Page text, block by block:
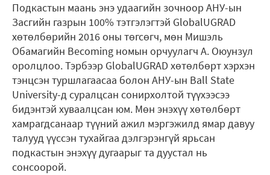
Подкастын маань энэ удаагийн зочноор АНУ-ын
Засгийн газрын 100% тэтгэлэгтэй GlobalUGRAD
хөтөлбөрийн 2016 оны төгсөгч, мөн Мишэль
Обамагийн Becoming номын орчуулагч А. Оюунзул
оролцлоо. Тэрбээр GlobalUGRAD хөтөлбөрт хэрхэн
тэнцсэн туршлагаасаа болон АНУ-ын Ball State
University-д суралцсан сонирхолтой түүхээсээ
бидэнтэй хуваалцсан юм. Мөн энэхүү хөтөлбөрт
хамрагдсанаар түүний ажил мэргэжилд ямар давуу
талууд үүссэн тухайгаа дэлгэрэнгүй ярьсан
подкастын энэхүү дугаарыг та дуустал нь
сонсоорой.